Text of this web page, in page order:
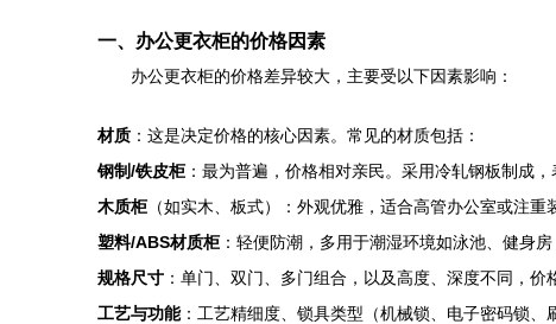
一、办公更衣柜的价格因素
办公更衣柜的价格差异较大，主要受以下因素影响：
材质 ：这是决定价格的核心因素。常见的材质包括：
钢制/铁皮柜：最为普遍，价格相对亲民。采用冷轧钢板制成
木质柜（如实木、板式）：外观优雅，适合高管办公室或注重
塑料/ABS材质柜：轻便防潮，多用于潮湿环境如泳池、健身房
规格尺寸 ：单门、双门、多门组合，以及高度、深度不同，
工艺与功能：工艺精细度、锁具类型（机械锁、电子密码锁、